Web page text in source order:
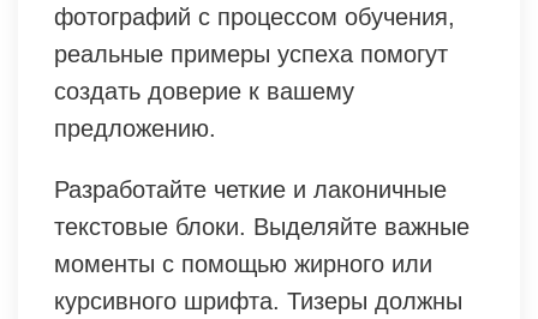
фотографий с процессом обучения,
реальные примеры успеха помогут
создать доверие к вашему
предложению.
Разработайте четкие и лаконичные
текстовые блоки. Выделяйте важные
моменты с помощью жирного или
курсивного шрифта. Тизеры должны